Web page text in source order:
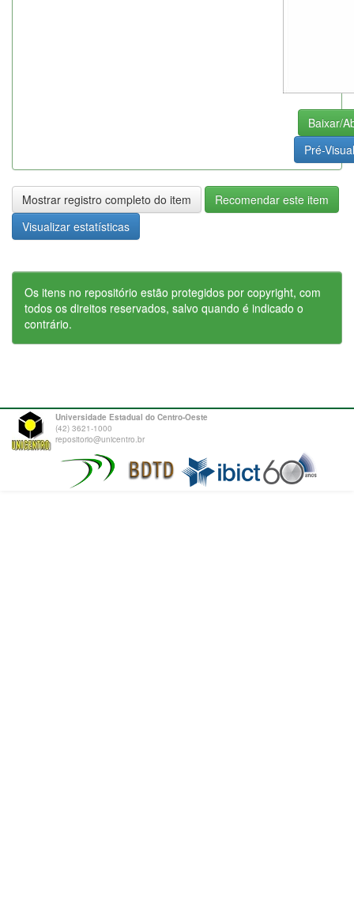
Baixar/
Pré-
Mostrar registro completo do item
Recomendar este item
Visualizar estatísticas
Os itens no repositório estão protegidos por copyright, com
todos os direitos reservados, salvo quando é indicado o
contrário.
Universidade Estadual do Centro-Oeste
(42) 3621-1000
repositorio@unicentro.br